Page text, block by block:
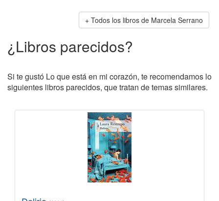
Todos los libros de Marcela Serrano
¿Libros parecidos?
Si te gustó Lo que está en mi corazón, te recomendamos lo
siguientes libros parecidos, que tratan de temas similares.